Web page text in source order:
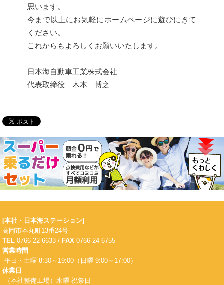
思います。
今まで以上にお気軽にホームページに遊びにきて
ください。
これからもよろしくお願いいたします。
日本海自動車工業株式会社
代表取締役 木本 博之
[本社・日本海ステーション]
高岡市本丸町13番24号
TEL 0766-22-6633 / FAX 0766-24-6755
営業時間
平日・土曜 8:30～19:00（日曜 9:00～17:00）
休業日
（本社整備工場）水曜 祝祭日